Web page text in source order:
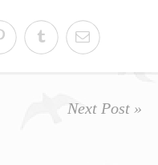
Next Post »